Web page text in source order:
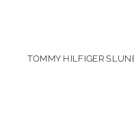
TOMMY HILFIGER